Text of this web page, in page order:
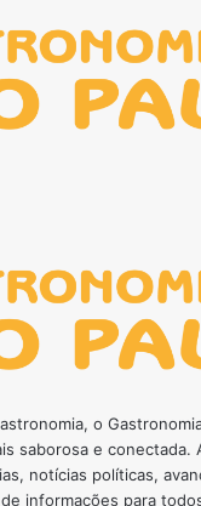
o
saborosa e conectada.
notícias políticas,
informações para